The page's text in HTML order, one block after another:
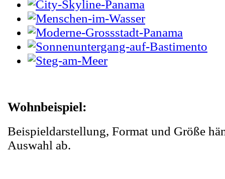
Wohnbeispiel:
Beispieldarstellung, Format und Größe
Auswahl ab.